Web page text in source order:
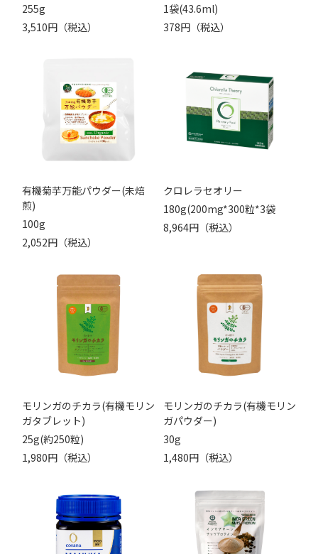
255g
3,510円（税込）
1袋(43.6ml)
378円（税込）
有機菊芋万能パウダー(未焙
煎)
100g
2,052円（税込）
クロレラセオリー
180g(200mg*300粒*3袋
8,964円（税込）
モリンガのチカラ(有機モリン
ガタブレット)
25g(約250粒)
1,980円（税込）
モリンガのチカラ(有機モリン
ガパウダー)
30g
1,480円（税込）